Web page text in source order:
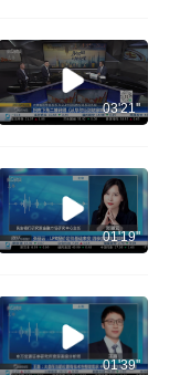
03'21''
01'19''
01'39''